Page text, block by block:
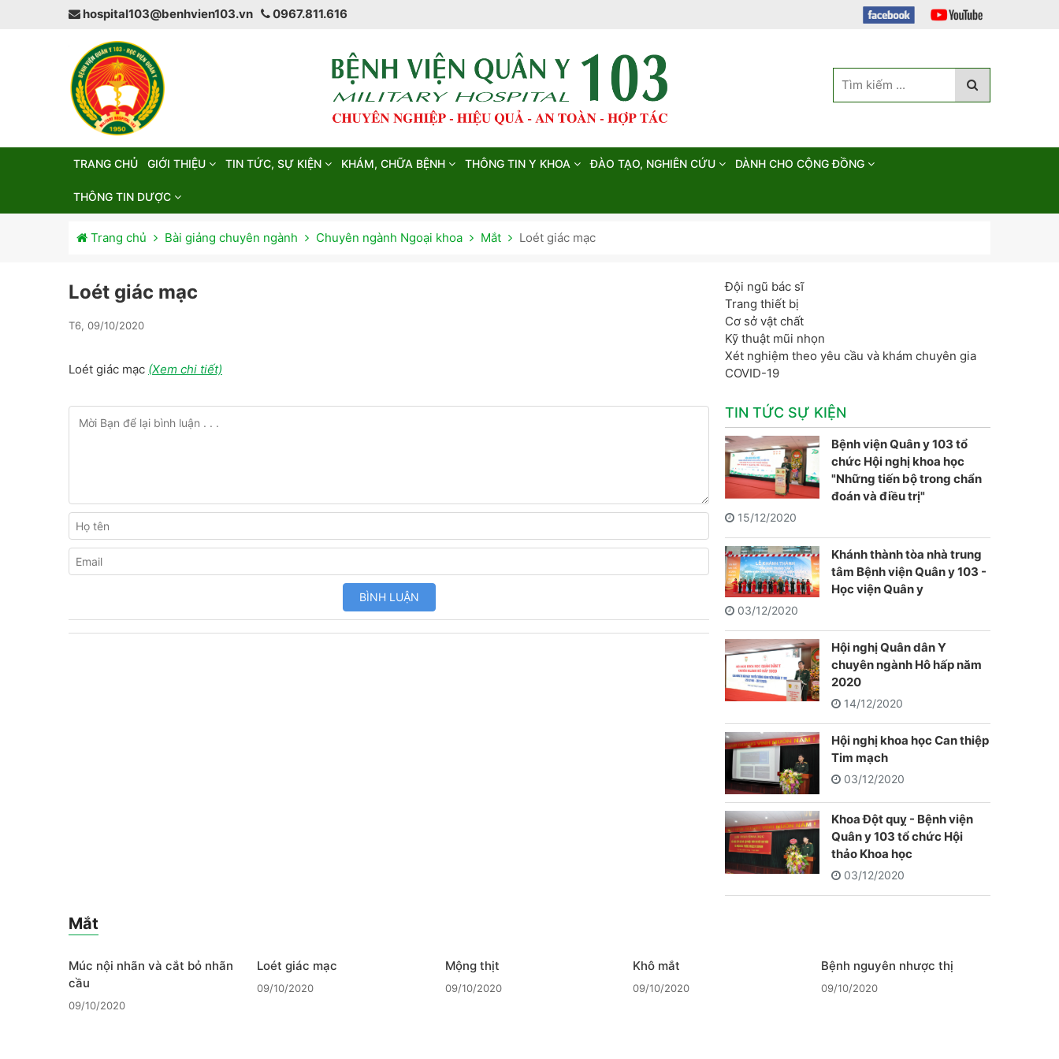
hospital103@benhvien103.vn 0967.811.616
TRANG CHỦ GIỚI THIỆU TIN TỨC, SỰ KIỆN KHÁM, CHỮA BỆNH THÔNG TIN Y KHOA ĐÀO TẠO, NGHIÊN CỨU DÀNH CHO CỘNG ĐỒNG
THÔNG TIN DƯỢC
Trang chủ Bài giảng chuyên ngành Chuyên ngành Ngoại khoa Mắt Loét giác mạc
Loét giác mạc
T6, 09/10/2020
Loét giác mạc (Xem chi tiết)
Đội ngũ bác sĩ
Trang thiết bị
Cơ sở vật chất
Kỹ thuật mũi nhọn
Xét nghiệm theo yêu cầu và khám chuyên gia
COVID-19
TIN TỨC SỰ KIỆN
Bệnh viện Quân y 103 tổ
chức Hội nghị khoa học
"Những tiến bộ trong chẩn
đoán và điều trị"
15/12/2020
Khánh thành tòa nhà trung
tâm Bệnh viện Quân y 103 -
Học viện Quân y
03/12/2020
Hội nghị Quân dân Y
chuyên ngành Hô hấp năm
2020
14/12/2020
Hội nghị khoa học Can thiệp
Tim mạch
03/12/2020
Khoa Đột quỵ - Bệnh viện
Quân y 103 tổ chức Hội
thảo Khoa học
03/12/2020
Mắt
Múc nội nhãn và cắt bỏ nhãn
cầu
09/10/2020
Loét giác mạc
09/10/2020
Mộng thịt
09/10/2020
Khô mắt
09/10/2020
Bệnh nguyên nhược thị
09/10/2020